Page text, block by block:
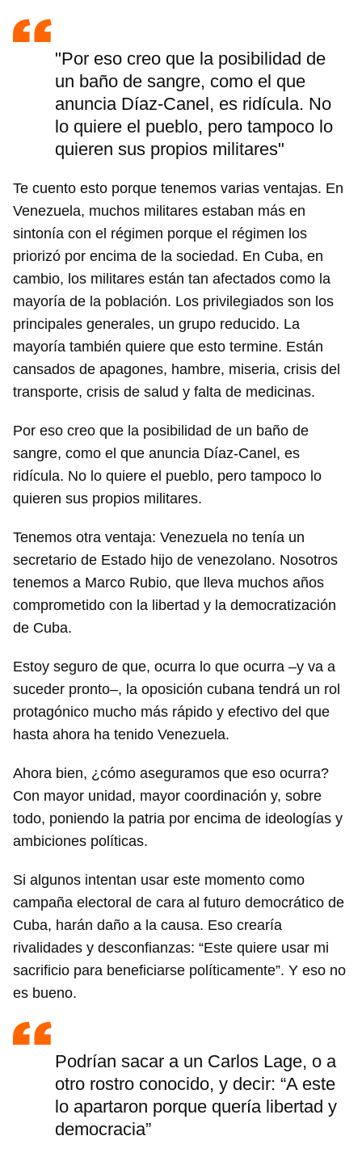
"Por eso creo que la posibilidad de
un baño de sangre, como el que
anuncia Díaz-Canel, es ridícula. No
lo quiere el pueblo, pero tampoco lo
quieren sus propios militares"
Te cuento esto porque tenemos varias ventajas. En
Venezuela, muchos militares estaban más en
sintonía con el régimen porque el régimen los
priorizó por encima de la sociedad. En Cuba, en
cambio, los militares están tan afectados como la
mayoría de la población. Los privilegiados son los
principales generales, un grupo reducido. La
mayoría también quiere que esto termine. Están
cansados de apagones, hambre, miseria, crisis del
transporte, crisis de salud y falta de medicinas.
Por eso creo que la posibilidad de un baño de
sangre, como el que anuncia Díaz-Canel, es
ridícula. No lo quiere el pueblo, pero tampoco lo
quieren sus propios militares.
Tenemos otra ventaja: Venezuela no tenía un
secretario de Estado hijo de venezolano. Nosotros
tenemos a Marco Rubio, que lleva muchos años
comprometido con la libertad y la democratización
de Cuba.
Estoy seguro de que, ocurra lo que ocurra –y va a
suceder pronto–, la oposición cubana tendrá un rol
protagónico mucho más rápido y efectivo del que
hasta ahora ha tenido Venezuela.
Ahora bien, ¿cómo aseguramos que eso ocurra?
Con mayor unidad, mayor coordinación y, sobre
todo, poniendo la patria por encima de ideologías y
ambiciones políticas.
Si algunos intentan usar este momento como
campaña electoral de cara al futuro democrático de
Cuba, harán daño a la causa. Eso crearía
rivalidades y desconfianzas: “Este quiere usar mi
sacrificio para beneficiarse políticamente”. Y eso no
es bueno.
Podrían sacar a un Carlos Lage, o a
otro rostro conocido, y decir: “A este
lo apartaron porque quería libertad y
democracia”